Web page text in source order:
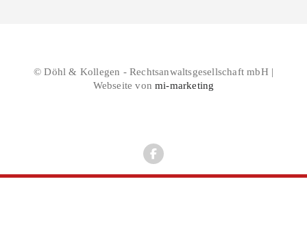
© Döhl & Kollegen - Rechtsanwaltsgesellschaft mbH |
Webseite vonmi-marketing